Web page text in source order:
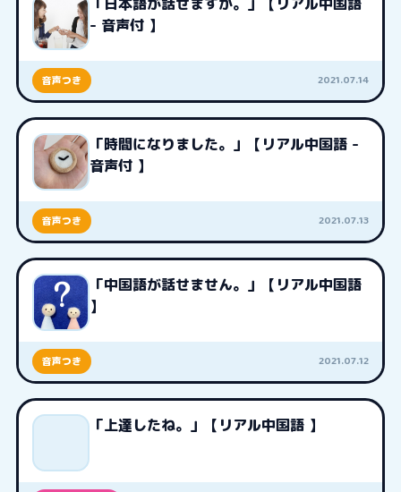
- 音声付 】
音声つき 2021.07.14
「時間になりました。」【リアル中国語 -
音声付 】
音声つき 2021.07.13
「中国語が話せません。」【リアル中国語
】
音声つき 2021.07.12
「上達したね。」【リアル中国語 】